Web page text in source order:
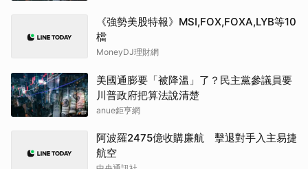
《強勢美股特報》MSI,FOX,FOXA,LYB等10
檔
MoneyDJ理財網
美國通膨要「被降溫」了？民主黨參議員要
川普政府把算法說清楚
anue鉅亨網
阿波羅2475億收購廉航 擊退對手入主易捷
航空